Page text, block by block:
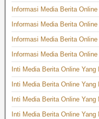
Informasi Media Berita
Informasi Media Berita
Informasi Media Berita
Informasi Media Berita
Inti Media Berita Online Yang
Inti Media Berita Online Yang
Inti Media Berita Online Yang
Inti Media Berita Online Yang